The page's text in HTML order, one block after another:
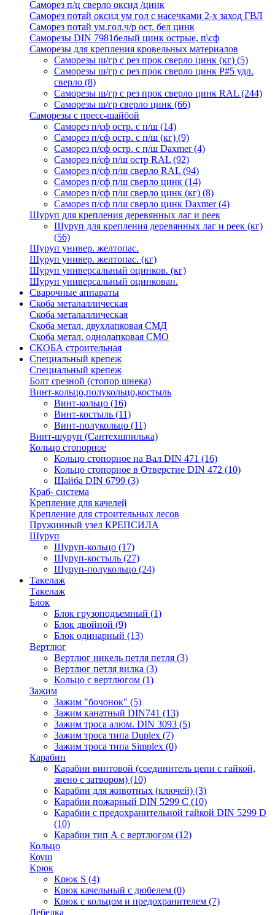
Саморез п/ц сверло оксид /цинк
Саморез потай оксид ум гол с насечками 2-х заход ГВЛ
Саморез потай ум.гол.ч/р ост. бел цинк
Саморезы DIN 7981белый цинк острые, п\сф
Саморезы для крепления кровельных материалов
Саморезы ш/гр с рез прок сверло цинк (кг) (5)
Саморезы ш/гр с рез прок сверло цинк P#5 удл.
сверло (8)
Саморезы ш/гр с рез прок сверло цинк RAL (244)
Саморезы ш/гр сверло цинк (66)
Саморезы с пресс-шайбой
Саморез п/сф остр. с п/ш (14)
Саморез п/сф остр. с п/ш (кг) (9)
Саморез п/сф остр. с п/ш Daxmer(4)
Саморез п/сф п/ш остр RAL (92)
Саморез п/сф п/ш сверло RAL (94)
Саморез п/сф п/ш сверло цинк (14)
Саморез п/сф п/ш сверло цинк (кг) (8)
Саморез п/сф п/ш сверло цинк Daxmer(4)
Шуруп для крепления деревянных лаг и реек
Шуруп для крепления деревянных лаг и реек (кг)
(56)
Шуруп универ. желтопас.
Шуруп универ. желтопас. (кг)
Шуруп универсальный оцинков. (кг)
Шуруп универсальный оцинкован.
Сварочные аппараты
Скоба металаллическая
Скоба металаллическая
Скоба метал. двухлапковая СМД
Скоба метал. однолапковая СМО
СКОБА строительная
Специальный крепеж
Специальный крепеж
Болт срезной (стопор шнека)
Винт-кольцо,полукольцо,костыль
Винт-кольцо (16)
Винт-костыль (11)
Винт-полукольцо (11)
Винт-шуруп (Сантехшпилька)
Кольцо стопорное
Кольцо cтопорное на Вал DIN 471 (16)
Кольцо стопорное в Отверстие DIN 472 (10)
Шайба DIN 6799 (3)
Краб- система
Крепление для качелей
Крепление для строительных лесов
Пружинный узел КРЕПСИЛА
Шуруп
Шуруп-кольцо (17)
Шуруп-костыль (27)
Шуруп-полукольцо (24)
Такелаж
Такелаж
Блок
Блок грузоподъемный (1)
Блок двойной (9)
Блок одинарный (13)
Вертлюг
Вертлюг никель петля петля (3)
Вертлюг петля вилка (3)
Кольцо с вертлюгом (1)
Зажим
Зажим "бочонок" (5)
Зажим канатный DIN741 (13)
Зажим троса алюм. DIN 3093 (5)
Зажим троса типа Duplex (7)
Зажим троса типа Simplex (0)
Карабин
Карабин винтовой (соединитель цепи с гайкой,
звено с затвором) (10)
Карабин для животных (ключей) (3)
Карабин пожарный DIN 5299 C (10)
Карабин с предохранительной гайкой DIN 5299 D
(10)
Карабин тип А с вертлюгом (12)
Кольцо
Коуш
Крюк
Крюк S (4)
Крюк качельный с дюбелем (0)
Крюк с кольцом и предохранителем (7)
Лебедка